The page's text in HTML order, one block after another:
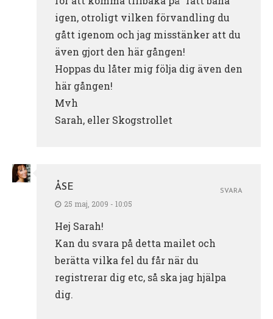
igen, otroligt vilken förvandling du
gått igenom och jag misstänker att du
även gjort den här gången!
Hoppas du låter mig följa dig även den
här gången!
Mvh
Sarah, eller Skogstrollet
ÅSE
25 maj, 2009 - 10:05
Hej Sarah!
Kan du svara på detta mailet och
berätta vilka fel du får när du
registrerar dig etc, så ska jag hjälpa
dig.
SVARA